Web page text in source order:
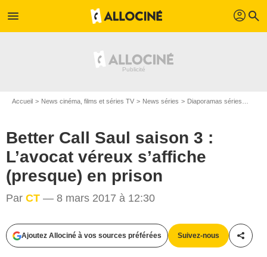
menu profil search
Accueil News cinéma, films et séries TV News séries Diaporamas séries
Better Call Saul saison 3 :
L’avocat véreux s’affiche
(presque) en prison
Par CT — 8 mars 2017 à 12:30
Ajoutez Allociné à vos sources préférées Suivez-nous
AMC